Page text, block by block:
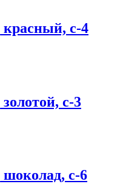
c-4
c-3
c-6